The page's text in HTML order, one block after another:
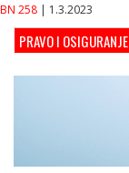
BN 258 | 1.3.2023
PRAVO I OSIGURANJE